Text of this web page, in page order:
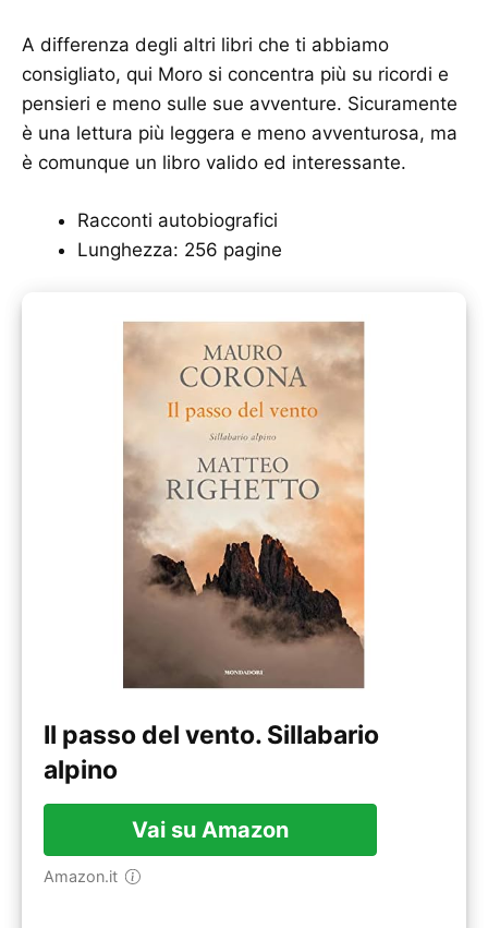
A differenza degli altri libri che ti abbiamo
consigliato, qui Moro si concentra più su ricordi e
pensieri e meno sulle sue avventure. Sicuramente
è una lettura più leggera e meno avventurosa, ma
è comunque un libro valido ed interessante.
Racconti autobiografici
Lunghezza: 256 pagine
Il passo del vento. Sillabario
alpino
Vai su Amazon
Amazon.it